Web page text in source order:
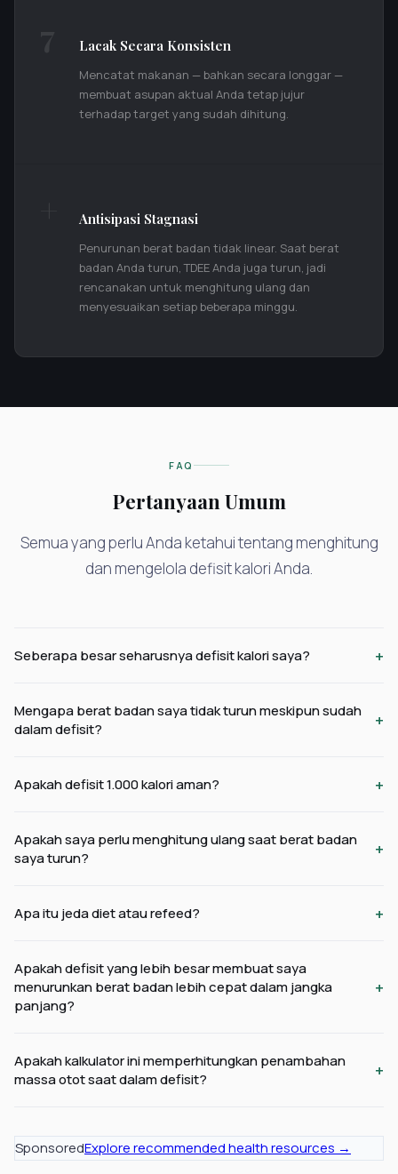
Lacak Secara Konsisten
Mencatat makanan — bahkan secara longgar —
membuat asupan aktual Anda tetap jujur
terhadap target yang sudah dihitung.
Antisipasi Stagnasi
Penurunan berat badan tidak linear. Saat berat
badan Anda turun, TDEE Anda juga turun, jadi
rencanakan untuk menghitung ulang dan
menyesuaikan setiap beberapa minggu.
FAQ
Pertanyaan Umum
Semua yang perlu Anda ketahui tentang menghitung
dan mengelola defisit kalori Anda.
Seberapa besar seharusnya defisit kalori saya? +
Mengapa berat badan saya tidak turun meskipun sudah
dalam defisit?
+
Apakah defisit 1.000 kalori aman? +
Apakah saya perlu menghitung ulang saat berat badan
saya turun?
+
Apa itu jeda diet atau refeed? +
Apakah defisit yang lebih besar membuat saya
menurunkan berat badan lebih cepat dalam jangka
panjang?
+
Apakah kalkulator ini memperhitungkan penambahan
massa otot saat dalam defisit?
+
SponsoredExplore recommended health resources →